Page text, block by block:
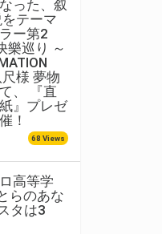
った、叙
テーマ
ー第2
樂巡り ～
尺様 夢物
、 『直
』プレゼ
！
68 Views
高等学
らのあな
タは3